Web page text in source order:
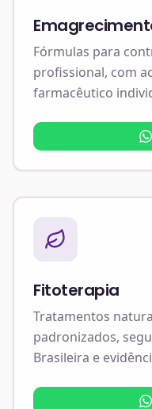
Fórmulas para
profissional, com
farmacêutico
Fitoterapia
Tratamentos
padronizados,
Brasileira e